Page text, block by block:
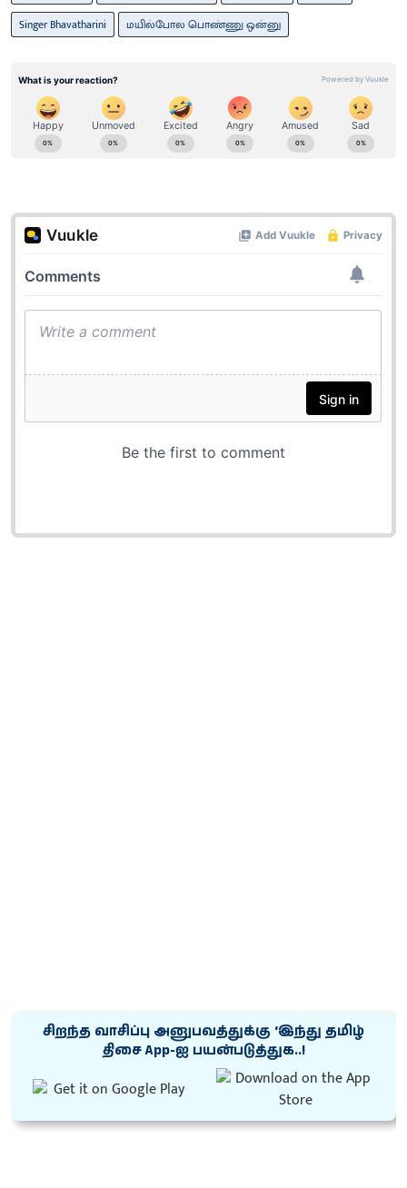
Singer Bhavatharini
மயில்போல பொண்ணு ஒன்னு
சிறந்த வாசிப்பு அனுபவத்துக்கு ‘இந்து தமிழ்
திசை App-ஐ பயன்படுத்துக..!